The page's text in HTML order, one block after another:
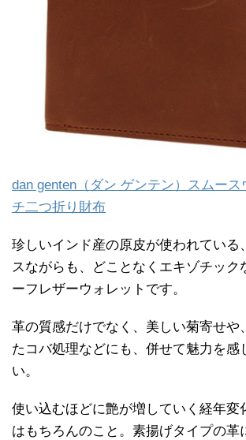
dan genten（ダン ゲンテン）スムー
チ二つ折り財布
珍しいインド産の原皮が使われている
スながらも、どことなくエキゾチック
ーフレザーウォレットです。
革の質感だけでなく、美しい菊寄せや
たコバ処理などにも、併せて魅力を感
い。
使い込むほどに艶が増していく経年変
はもちろんのこと。素揚げタイプの革